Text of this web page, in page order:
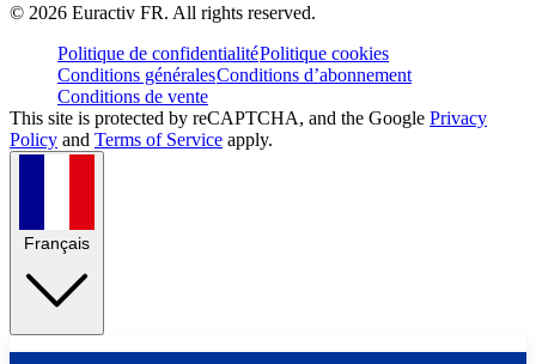
© 2026 Euractiv FR. All rights reserved.
Politique de confidentialitéPolitique cookies
Conditions généralesConditions d’abonnement
Conditions de vente
This site is protected by reCAPTCHA, and the Google Privacy
Policy and Terms of Service apply.
Français